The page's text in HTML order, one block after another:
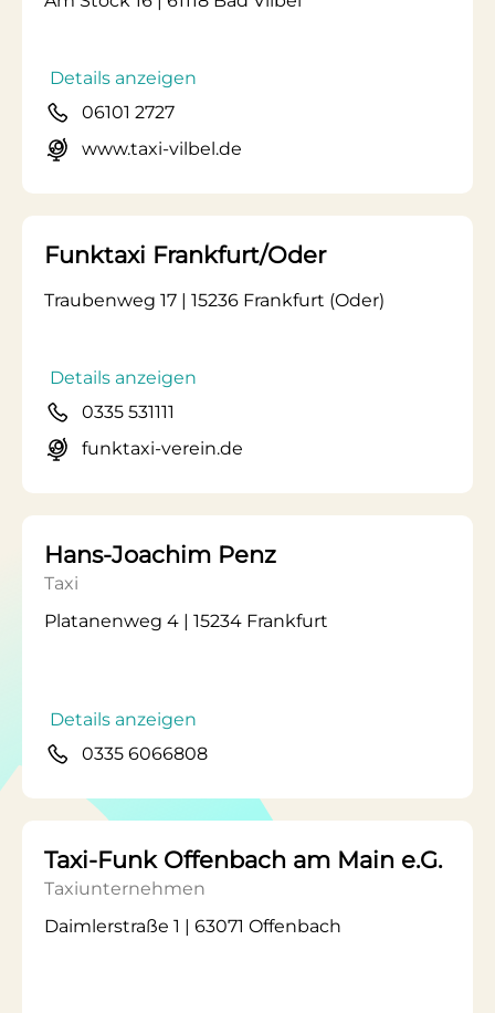
Details anzeigen
06101 2727
www.taxi-vilbel.de
Funktaxi Frankfurt/Oder
Traubenweg 17 | 15236 Frankfurt (Oder)
Details anzeigen
0335 531111
funktaxi-verein.de
Hans-Joachim Penz
Taxi
Platanenweg 4 | 15234 Frankfurt
Details anzeigen
0335 6066808
Taxi-Funk Offenbach am Main e.G.
Taxiunternehmen
Daimlerstraße 1 | 63071 Offenbach